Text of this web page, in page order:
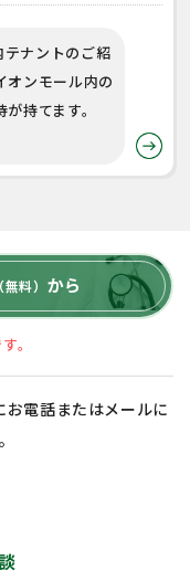
ナントのご紹
オンモール内の
持てます。
（無料） から
。
電話またはメールに